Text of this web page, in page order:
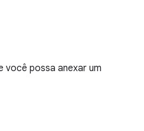
você possa anexar um